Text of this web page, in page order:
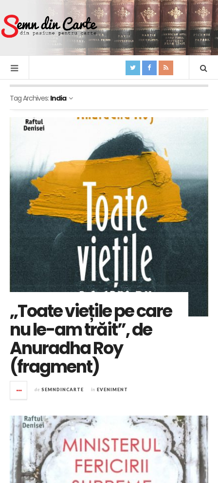
Tag Archives: India
„Toate viețile pe care
nu le-am trăit”, de
Anuradha Roy
(fragment)
de SEMNDINCARTE în EVENIMENT